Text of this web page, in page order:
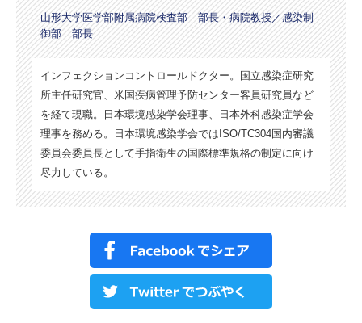
山形大学医学部附属病院検査部 部長・病院教授／感染制
御部 部長
インフェクションコントロールドクター。国立感染症研究
所主任研究官、米国疾病管理予防センター客員研究員など
を経て現職。日本環境感染学会理事、日本外科感染症学会
理事を務める。日本環境感染学会ではISO/TC304国内審議
委員会委員長として手指衛生の国際標準規格の制定に向け
尽力している。